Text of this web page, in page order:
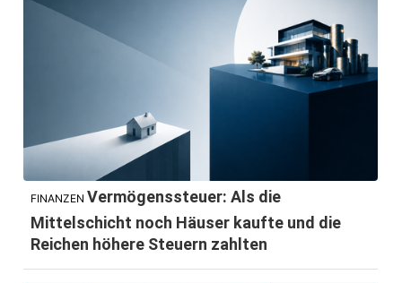
FINANZEN Vermögenssteuer: Als die
Mittelschicht noch Häuser kaufte und die
Reichen höhere Steuern zahlten